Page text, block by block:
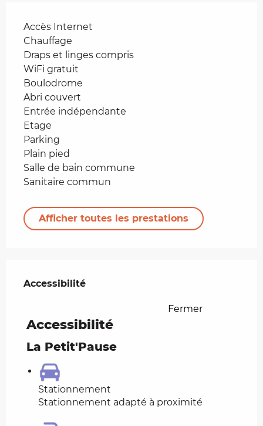
Accès Internet
Chauffage
Draps et linges compris
WiFi gratuit
Boulodrome
Abri couvert
Entrée indépendante
Etage
Parking
Plain pied
Salle de bain commune
Sanitaire commun
Afficher toutes les prestations
Accessibilité
Accessibilité
Fermer
Accessibilité
La Petit'Pause
Stationnement
Stationnement adapté à proximité